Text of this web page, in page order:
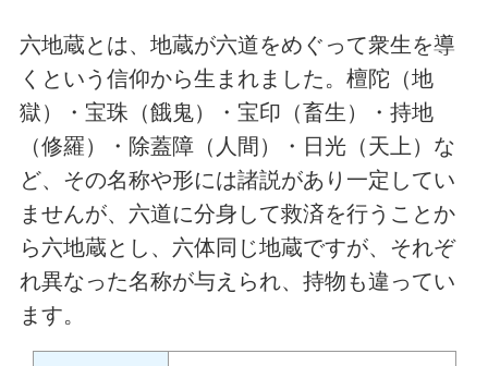
六地蔵とは、地蔵が六道をめぐって衆生を導
くという信仰から生まれました。檀陀（地
獄）・宝珠（餓鬼）・宝印（畜生）・持地
（修羅）・除蓋障（人間）・日光（天上）な
ど、その名称や形には諸説があり一定してい
ませんが、六道に分身して救済を行うことか
ら六地蔵とし、六体同じ地蔵ですが、それぞ
れ異なった名称が与えられ、持物も違ってい
ます。